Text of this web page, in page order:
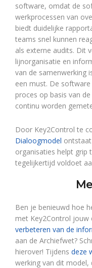
software, omdat de
werkprocessen van
biedt duidelijke
teams snel kunnen
als externe audits. Dit
lijnorganisatie en
van de samenwerking
een must. De
proces op basis van
continu worden
Door Key2Control te
Dialoogmodel
organisaties helpt grip
tegelijkertijd voldoet
Ben je benieuwd hoe
met Key2Control jouw
verbeteren van de
aan de Archiefwet?
hierover! Tijdens deze
werking van dit